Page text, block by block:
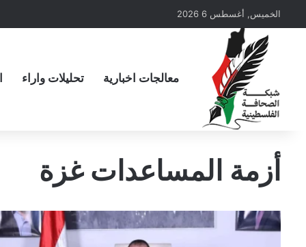
الخميس, أغسطس 6 2026
معالجات اخبارية تحليلات واراء
أزمة المساعدات غزة